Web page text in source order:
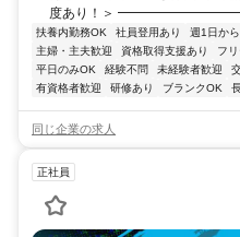
度あり！＞
扶養内勤務OK 社員登用あり 週1日か
主婦・主夫歓迎
資格取得支援あり フ
平日のみOK
経験不問 未経験者歓迎
有資格者歓迎
研修あり ブランクOK
同じ企業の求人
正社員